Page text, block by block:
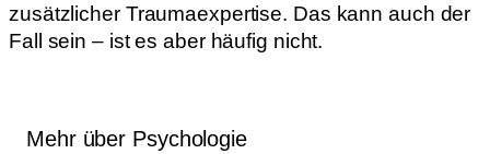
zusätzlicher Traumaexpertise. Das kann auch der
Fall sein – ist es aber häufig nicht.
Mehr über Psychologie